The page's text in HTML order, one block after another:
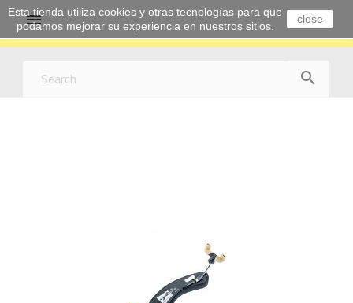


Esta tienda utiliza cookies y otras tecnologías para que
podamos mejorar su experiencia en nuestros sitios.
close